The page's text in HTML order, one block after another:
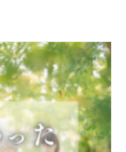
れぞれの手続きや